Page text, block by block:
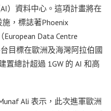
）資料中心。這項計畫將在
，標誌著Phoenix
Data Centre
目標在歐洲及海灣阿拉伯國
置總計超過 1GW 的 AI 和高
Ali 表示，此次進軍歐洲